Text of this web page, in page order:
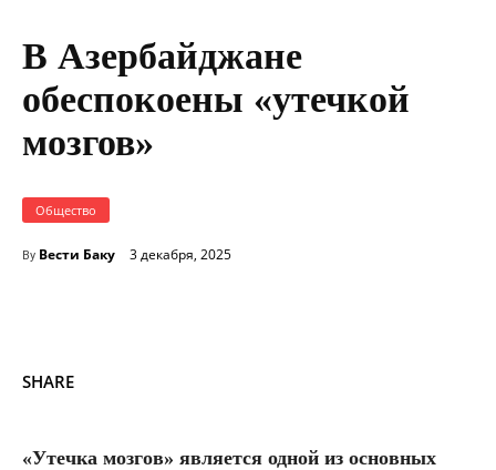
В Азербайджане
обеспокоены «утечкой
мозгов»
Общество
By Вести Баку 3 декабря, 2025
SHARE
«Утечка мозгов» является одной из основных